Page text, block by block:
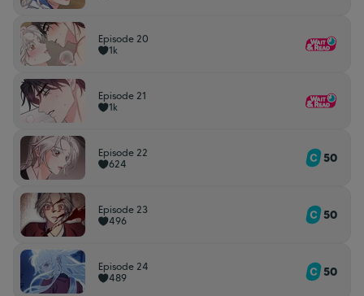
Episode 20
1k
Episode 21
1k
Episode 22
624
50
Episode 23
496
50
Episode 24
489
50